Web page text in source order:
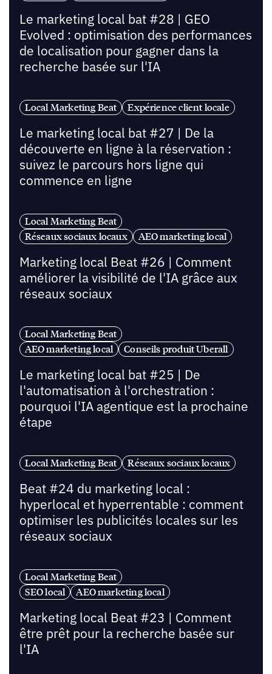
Le marketing local bat #28 | GEO
Evolved : optimisation des performances
de localisation pour gagner dans la
recherche basée sur l'IA
Local Marketing Beat Expérience client locale
Le marketing local bat #27 | De la
découverte en ligne à la réservation :
suivez le parcours hors ligne qui
commence en ligne
Local Marketing Beat
Réseaux sociaux locaux
AEO marketing local
Marketing local Beat #26 | Comment
améliorer la visibilité de l'IA grâce aux
réseaux sociaux
Local Marketing Beat
AEO marketing local
Conseils produit Uberall
Le marketing local bat #25 | De
l'automatisation à l'orchestration :
pourquoi l'IA agentique est la prochaine
étape
Local Marketing Beat Réseaux sociaux locaux
Beat #24 du marketing local :
hyperlocal et hyperrentable : comment
optimiser les publicités locales sur les
réseaux sociaux
Local Marketing Beat
SEO local
AEO marketing local
Marketing local Beat #23 | Comment
être prêt pour la recherche basée sur
l'IA